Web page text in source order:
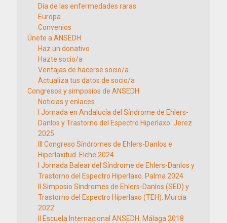
Día de las enfermedades raras
Europa
Convenios
Únete a ANSEDH
Haz un donativo
Hazte socio/a
Ventajas de hacerse socio/a
Actualiza tus datos de socio/a
Congresos y simposios de ANSEDH
Noticias y enlaces
I Jornada en Andalucía del Síndrome de Ehlers-
Danlos y Trastorno del Espectro Hiperlaxo. Jerez
2025
III Congreso Síndromes de Ehlers-Danlos e
Hiperlaxitud. Elche 2024
I Jornada Balear del Síndrome de Ehlers-Danlos y
Trastorno del Espectro Hiperlaxo. Palma 2024
II Simposio Síndromes de Ehlers-Danlos (SED) y
Trastorno del Espectro Hiperlaxo (TEH). Murcia
2022
II Escuela Internacional ANSEDH. Málaga 2018